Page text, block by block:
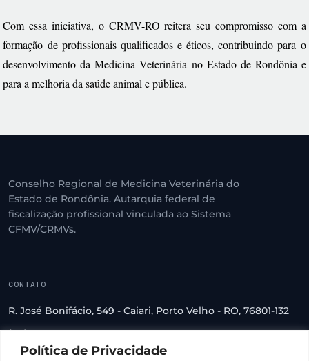
Política de Privacidade
Com essa iniciativa, o CRMV-RO reitera seu compromisso com a
formação de profissionais qualificados e éticos, contribuindo para o
desenvolvimento da Medicina Veterinária no Estado de Rondônia e
para a melhoria da saúde animal e pública.
Conselho Regional de Medicina Veterinária do
Estado de Rondônia. Autarquia federal de
fiscalização profissional vinculada ao Sistema
CFMV/CRMVs.
CONTATO
R. José Bonifácio, 549 - Caiari, Porto Velho - RO, 76801-132
(69) 3222-2560
crmv-ro@crmv-ro.org.br